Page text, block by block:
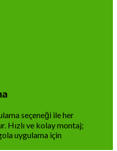
seçeneği ile her
Hızlı ve kolay montaj;
uygulama için